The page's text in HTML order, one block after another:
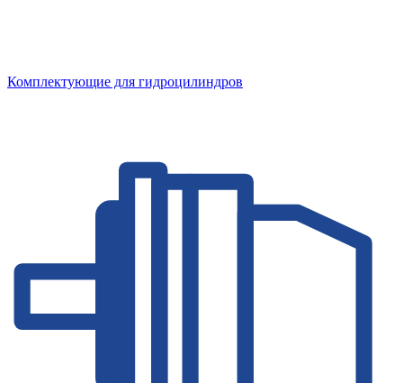
Комплектующие для гидроцилиндров